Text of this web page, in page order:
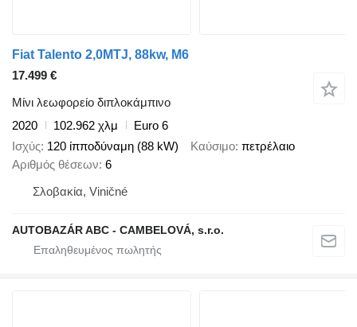
Fiat Talento 2,0MTJ, 88kw, M6
17.499 €
Μίνι λεωφορείο διπλοκάμπινο
2020
102.962 χλμ
Euro 6
Ισχύς 120 ίπποδύναμη (88 kW) Καύσιμο πετρέλαιο
Αριθμός θέσεων 6
Σλοβακία, Viničné
AUTOBAZÁR ABC - CAMBELOVÁ, s.r.o.